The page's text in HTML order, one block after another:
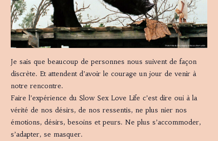
Je sais que beaucoup de personnes nous suivent de façon
discrète. Et attendent d’avoir le courage un jour de venir à
notre rencontre.
Faire l’expérience du Slow Sex Love Life c’est dire oui à la
vérité de nos désirs, de nos ressentis, ne plus nier nos
émotions, désirs, besoins et peurs. Ne plus s’accommoder,
s’adapter, se masquer.